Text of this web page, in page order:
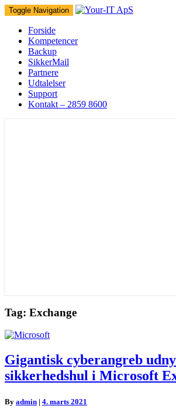
Toggle Navigation
Forside
Kompetencer
Backup
SikkerMail
Partnere
Udtalelser
Support
Kontakt – 2859 8600
Tag: Exchange
Gigantisk
cyberangreb
udnytter
sikkerhedshul
Gigantisk cyberangreb
sikkerhedshul i Microsoft
By admin | 4. marts 2021